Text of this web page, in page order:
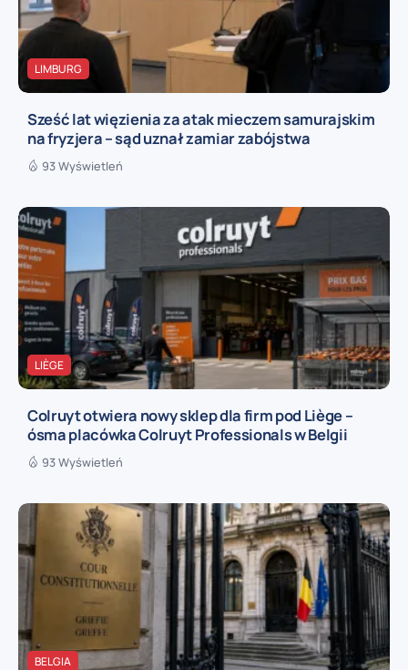
LIMBURG
Sześć lat więzienia za atak mieczem samurajskim
na fryzjera – sąd uznał zamiar zabójstwa
93 Wyświetleń
LIÈGE
Colruyt otwiera nowy sklep dla firm pod Liège –
ósma placówka Colruyt Professionals w Belgii
93 Wyświetleń
BELGIA